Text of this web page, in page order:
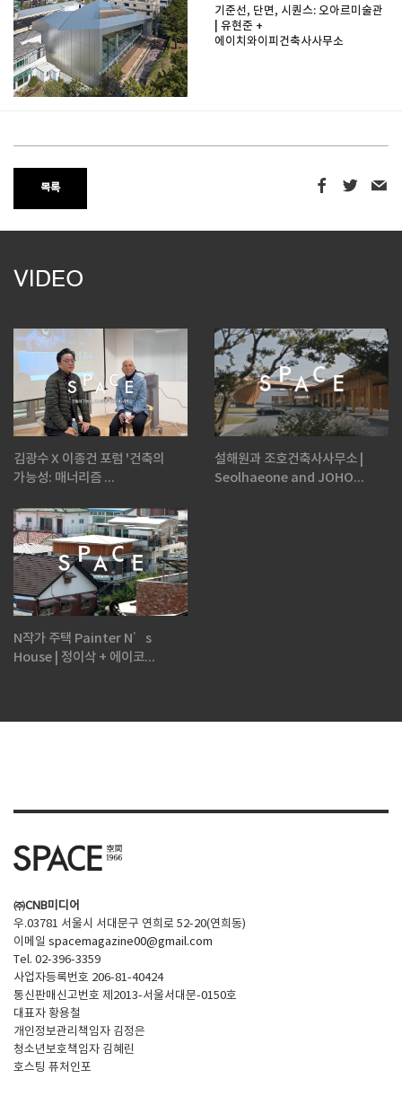
기준선, 단면, 시퀀스: 오아르미술관
| 유현준 +
에이치와이피건축사사무소
목록
VIDEO
김광수 X 이종건 포럼 '건축의
가능성: 매너리즘 ...
설해원과 조호건축사사무소 |
Seolhaeone and JOHO...
N작가 주택 Painter N’s
House | 정이삭 + 에이코...
㈜CNB미디어
우.03781 서울시 서대문구 연희로 52-20(연희동)
이메일 spacemagazine00@gmail.com
Tel. 02-396-3359
사업자등록번호 206-81-40424
통신판매신고번호 제2013-서울서대문-0150호
대표자 황용철
개인정보관리책임자 김정은
청소년보호책임자 김혜린
호스팅 퓨처인포